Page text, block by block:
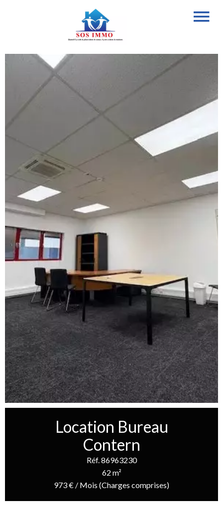
Location Bureau
Contern
Réf. 86963230
62 m²
973 € / Mois (Charges comprises)